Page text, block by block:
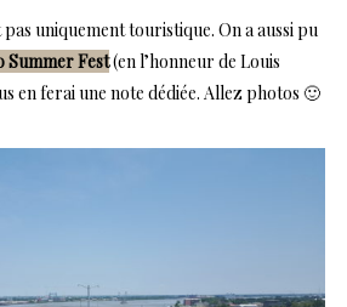
pas uniquement touristique. On a aussi pu
Summer Fest(en l’honneur de Louis
en ferai une note dédiée. Allez photos 🙂